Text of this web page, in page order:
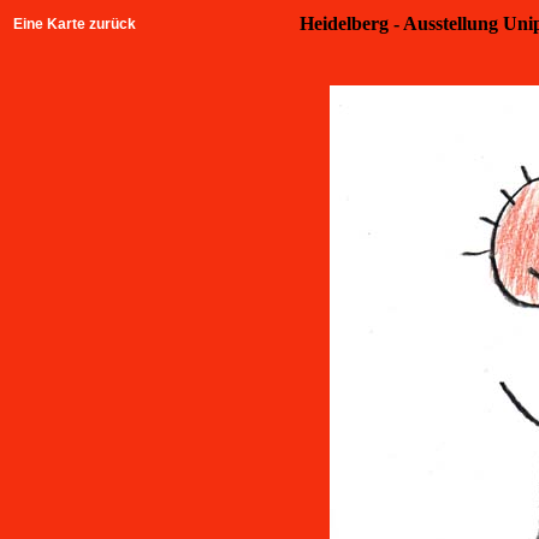
Eine Karte zurück Heidelberg - Ausstellung